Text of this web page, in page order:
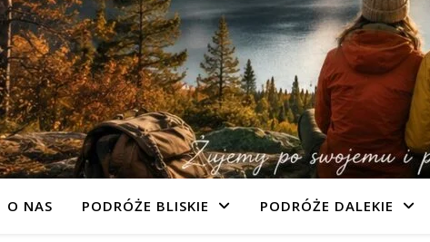
O NAS PODRÓŻE BLISKIE PODRÓŻE DALEKIE